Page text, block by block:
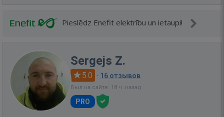
Pieslēdz Enefit elektrību un ietaupi!
Sergejs Z.
5.0 · 16 отзывов
Был на сайте: 18 ч. назад
PRO